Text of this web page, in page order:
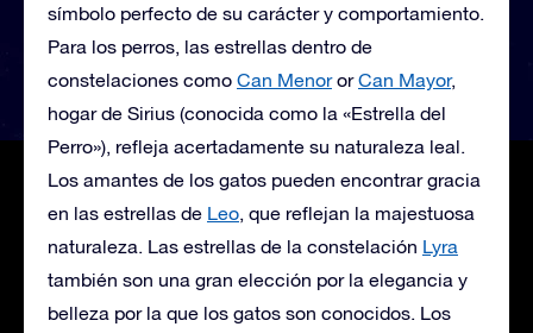
símbolo perfecto de su carácter y comportamiento.
Para los perros, las estrellas dentro de
constelaciones como Can MenororCan Mayor,
hogar de Sirius (conocida como la «Estrella del
Perro»), refleja acertadamente su naturaleza leal.
Los amantes de los gatos pueden encontrar gracia
en las estrellas de Leo, que reflejan la majestuosa
naturaleza. Las estrellas de la constelación Lyra
también son una gran elección por la elegancia y
belleza por la que los gatos son conocidos. Los